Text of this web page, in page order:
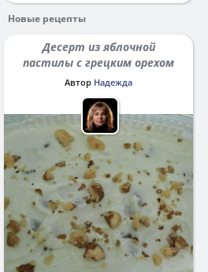
Новые рецепты
Десерт из яблочной
пастилы с грецким орехом
Автор Надежда